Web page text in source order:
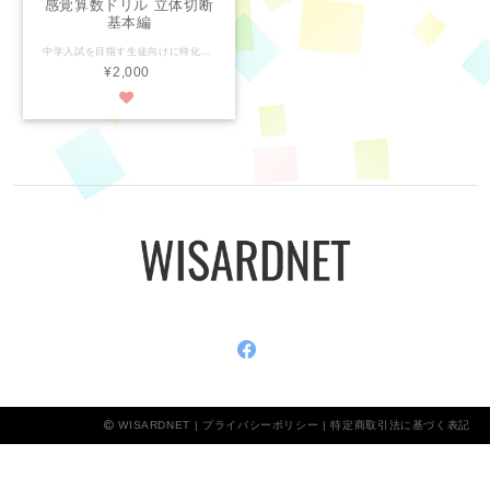
感覚算数ドリル 立体切断
基本編
中学入試を目指す生徒向けに特化した教材です。 問題数は30問。 中学入試最重要単元の１つ、「立体切断」の基本編です。 画期的なのはYoutube上に解説動画があることです。 デジタルコンテンツをご購入・ダウンロードしていただき、 ご自宅で印刷して取り組み、Youtube解説動画を視聴する形式です。 解説は「感覚算数ドリル 立体切断」をYoutube上で検索していただければ、 ３本に分かれている動画を見つけることができます。 立体切断は特に難関校において非常に重要な単元ですが、 体系的に学ぶことのできるテキストがこれまでありませんでした。 実はパターンの少ない立体切断だからこそ、 順序だてて学ぶことで、確実に得点源にすることができます。 Wisardの教室でも実際に使用し、多くの生徒が立体切断に得意意識を持つきっかけとなった教材です。 その威力をぜひ活用してください。 バツになった問題をチェックするシート、紙での解説も巻末についています。 問題パートのみ印刷し、解説はyoutube動画を見ていただくか、PC上で閲覧していただくことをお勧めします。
¥2,000
WISARDNET | プライバシーポリシー |特定商取引法に基づく表記